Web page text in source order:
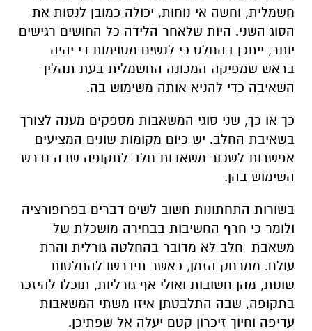
חשמלית, וחשה אי נוחות, יכולה כמובן לנסות את
הסוג השני. היות שלאחר הלידה כל החושים רגישים
יותר, ייתכן בהחלט כי לנשים מסוימות די יהיה
בראש שמפיקה המכונה החשמלית בעת תהליך
השאיבה כדי להניא אותה משימוש בה.
כך או כך, שני סוגי המשאבות מספקים מענה לצורך
בשאיבת החלב. יש כיום מקומות שונים המציעים
אפשרות לשכור משאבות חלב לתקופה שבה נדרש
השימוש בהן.
בשורות התחתונות חשוב לשים דברים בפרופורציה
ולומר כי חרף החשיבות בבחירה מושכלת של
משאבת חלב לא מדובר בהחלטה גורלית והרת
עולם. ממרחק הזמן, כאשר תידרשו להחלטות
שונות, מהן חשובות ואולי אף גורליות, תוכלו להיזכר
בתקופה, שבה התלבטתן איזו משתי המשאבות
עדיפה וחיוך זיכרון קטם יעלה אל שפתיכן.